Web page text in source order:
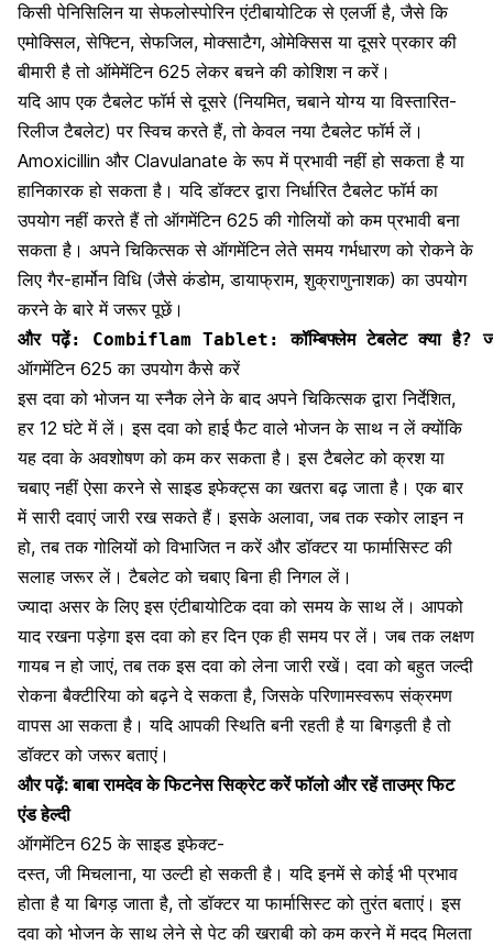
किसी पेनिसिलिन या सेफलोस्पोरिनएंटीबायोटिक से एलर्जी है, जैसे कि
एमोक्सिल, सेफ्टिन, सेफजिल, मोक्साटैग, ओमेक्सिस या दूसरे प्रकार की
बीमारी है तो ऑमेमेंटिन 625 लेकर बचने की कोशिश न करें।
यदि आप एक टैबलेट फॉर्म से दूसरे (नियमित, चबाने योग्य या विस्तारित-
रिलीज टैबलेट) पर स्विच करते हैं, तो केवल नया टैबलेट फॉर्म लें।
Amoxicillin और Clavulanate के रूप में प्रभावी नहीं हो सकता है या
हानिकारक हो सकता है। यदि डॉक्टर द्वारा निर्धारित टैबलेट फॉर्म का
उपयोग नहीं करते हैं तो ऑगमेंटिन 625 की गोलियों को कम प्रभावी बना
सकता है। अपने चिकित्सक से ऑगमेंटिन लेते समय गर्भधारण को रोकने के
लिए गैर-हार्मोन विधि (जैसे कंडोम, डायाफ्राम, शुक्राणुनाशक) का उपयोग
करने के बारे में जरूर पूछें।
और पढ़ें: Combiflam Tablet: कॉम्बिफ्लेम टेबलेट क्या है?
ऑगमेंटिन 625 का उपयोग कैसे करें
इस दवा को भोजन या स्नैक लेने के बाद अपने चिकित्सक द्वारा निर्देशित,
हर 12 घंटे में लें। इस दवा को हाई फैट वाले भोजन के साथ न लें क्योंकि
यह दवा के अवशोषण को कम कर सकता है। इस टैबलेट को क्रश या
चबाए नहीं ऐसा करने से साइड इफेक्ट्स का खतरा बढ़ जाता है। एक बार
में सारी दवाएं जारी रख सकते हैं। इसके अलावा, जब तक स्कोर लाइन न
हो, तब तक गोलियों को विभाजित न करें और डॉक्टर या फार्मासिस्ट की
सलाह जरूर लें। टैबलेट को चबाए बिना ही निगल लें।
ज्यादा असर के लिए इस एंटीबायोटिक दवा को समय के साथ लें। आपको
याद रखना पड़ेगा इस दवा को हर दिन एक ही समय पर लें। जब तक लक्षण
गायब न हो जाएं, तब तक इस दवा को लेना जारी रखें। दवा को बहुत जल्दी
रोकना बैक्टीरिया को बढ़ने दे सकता है, जिसके परिणामस्वरूप संक्रमण
वापस आ सकता है। यदि आपकी स्थिति बनी रहती है या बिगड़ती है तो
डॉक्टर को जरूर बताएं।
और पढ़ें:बाबा रामदेव के फिटनेस सिक्रेट करें फॉलो और रहें ताउम्र फिट
एंड हेल्दी
ऑगमेंटिन 625 के साइड इफेक्ट-
दस्त, जी मिचलाना, या उल्टी हो सकती है। यदि इनमें से कोई भी प्रभाव
होता है या बिगड़ जाता है, तो डॉक्टर या फार्मासिस्ट को तुरंत बताएं। इस
दवा को भोजन के साथ लेने से पेट की खराबी को कम करने में मदद मिलता